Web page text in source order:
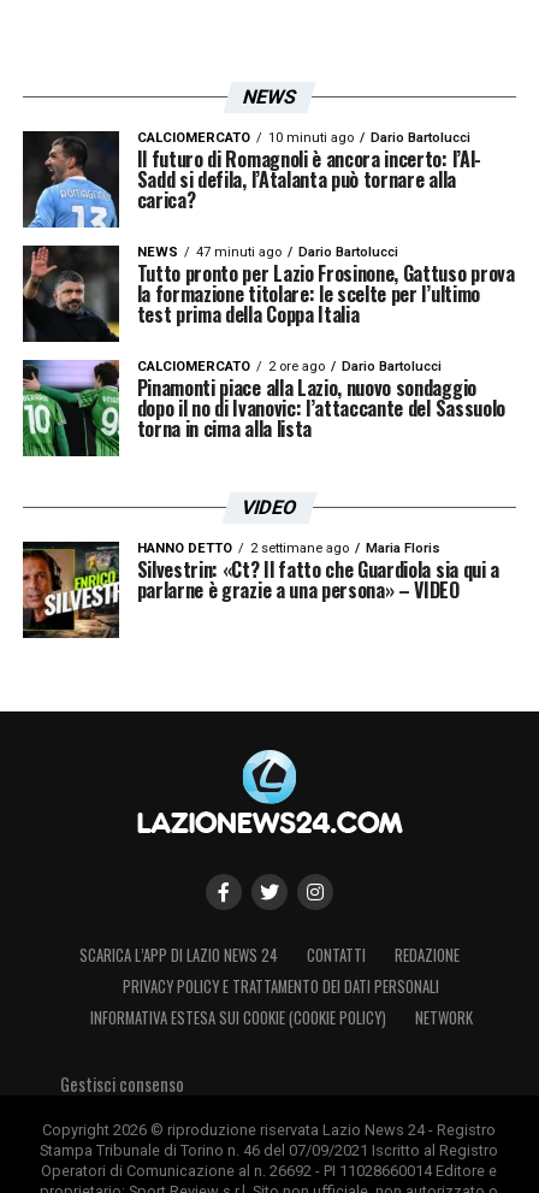
NEWS
CALCIOMERCATO 10 minuti ago Dario Bartolucci
Il futuro di Romagnoli è ancora incerto: l’Al-
Sadd si defila, l’Atalanta può tornare alla
carica?
NEWS 47 minuti ago Dario Bartolucci
Tutto pronto per Lazio Frosinone, Gattuso prova
la formazione titolare: le scelte per l’ultimo
test prima della Coppa Italia
CALCIOMERCATO 2 ore ago Dario Bartolucci
Pinamonti piace alla Lazio, nuovo sondaggio
dopo il no di Ivanovic: l’attaccante del Sassuolo
torna in cima alla lista
VIDEO
HANNO DETTO 2 settimane ago Maria Floris
Silvestrin: «Ct? Il fatto che Guardiola sia qui a
parlarne è grazie a una persona» – VIDEO
SCARICA L’APP DI LAZIO NEWS 24 CONTATTI
REDAZIONE
PRIVACY POLICY E TRATTAMENTO DEI DATI PERSONALI
INFORMATIVA ESTESA SUI COOKIE (COOKIE POLICY)
NETWORK
Gestisci consenso
Copyright 2026 © riproduzione riservata Lazio News 24 - Registro
Stampa Tribunale di Torino n. 46 del 07/09/2021 Iscritto al Registro
Operatori di Comunicazione al n. 26692 - PI 11028660014 Editore e